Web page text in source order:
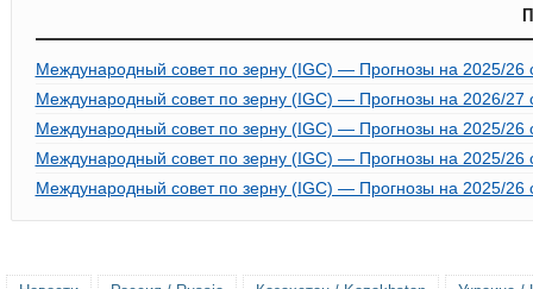
Международный совет по зерну (IGC) — Прогнозы на 2025/26
Международный совет по зерну (IGC) — Прогнозы на 2026/27
Международный совет по зерну (IGC) — Прогнозы на 2025/26
Международный совет по зерну (IGC) — Прогнозы на 2025/26
Международный совет по зерну (IGC) — Прогнозы на 2025/26